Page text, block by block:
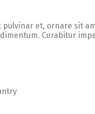
et, ornare sit
Curabitur